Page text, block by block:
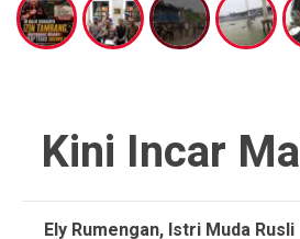
Kini Incar
Ely Rumengan, Istri Muda Rusli